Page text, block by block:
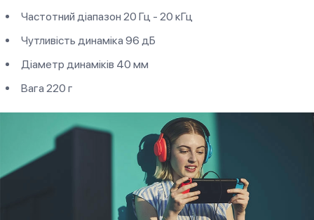
Частотний діапазон 20 Гц - 20 кГц
Чутливість динаміка 96 дБ
Діаметр динаміків 40 мм
Вага 220 г